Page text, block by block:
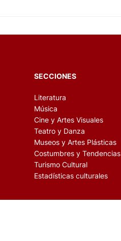
SECCIONES
Literatura
Música
Cine y Artes Visuales
Teatro y Danza
Museos y Artes Plásticas
Costumbres y Tendencias
Turismo Cultural
Estadísticas culturales